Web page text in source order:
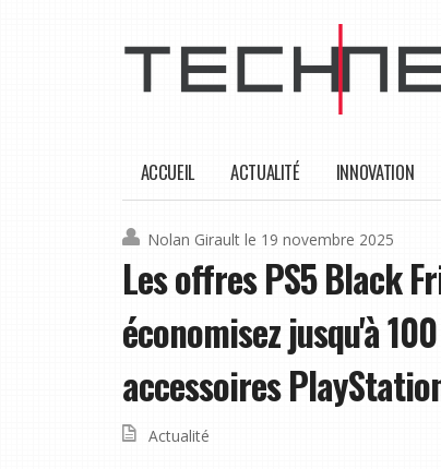
ACCUEIL ACTUALITÉ INNOVATION
Nolan Girault le 19 novembre 2025
Les offres PS5 Black
économisez jusqu'à
accessoires
Actualité